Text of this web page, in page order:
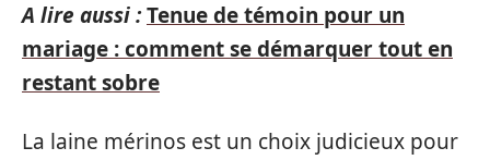
A lire aussi :Tenue de témoin pour un
mariage : comment se démarquer tout en
restant sobre
La laine mérinos est un choix judicieux pour